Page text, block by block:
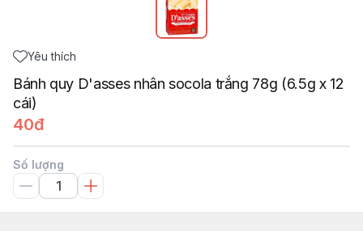
Yêu thích
Bánh quy D'asses nhân socola trắng 78g (6.5g x 12
cái)
40đ
Số lượng